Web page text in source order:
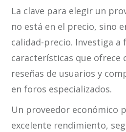
La clave para elegir un
no está en el precio, sino
calidad-precio. Investiga a
características que ofrece
reseñas de usuarios y
en foros especializados.
Un proveedor económico
excelente rendimiento,